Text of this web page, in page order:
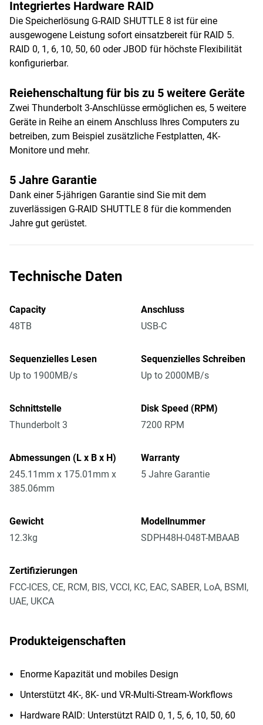
Integriertes Hardware RAID
Die Speicherlösung G-RAID SHUTTLE 8 ist für eine
ausgewogene Leistung sofort einsatzbereit für RAID 5.
RAID 0, 1, 6, 10, 50, 60 oder JBOD für höchste Flexibilität
konfigurierbar.
Reiehenschaltung für bis zu 5 weitere Geräte
Zwei Thunderbolt 3-Anschlüsse ermöglichen es, 5 weitere
Geräte in Reihe an einem Anschluss Ihres Computers zu
betreiben, zum Beispiel zusätzliche Festplatten, 4K-
Monitore und mehr.
5 Jahre Garantie
Dank einer 5-jährigen Garantie sind Sie mit dem
zuverlässigen G-RAID SHUTTLE 8 für die kommenden
Jahre gut gerüstet.
Technische Daten
Capacity
48TB
Anschluss
USB-C
Sequenzielles Lesen
Up to 1900MB/s
Sequenzielles Schreiben
Up to 2000MB/s
Schnittstelle
Thunderbolt 3
Disk Speed (RPM)
7200 RPM
Abmessungen (L x B x H)
245.11mm x 175.01mm x
385.06mm
Warranty
5 Jahre Garantie
Gewicht
12.3kg
Modellnummer
SDPH48H-048T-MBAAB
Zertifizierungen
FCC-ICES, CE, RCM, BIS, VCCI, KC, EAC, SABER, LoA, BSMI,
UAE, UKCA
Produkteigenschaften
Enorme Kapazität und mobiles Design
Unterstützt 4K-, 8K- und VR-Multi-Stream-Workflows
Hardware RAID: Unterstützt RAID 0, 1, 5, 6, 10, 50, 60